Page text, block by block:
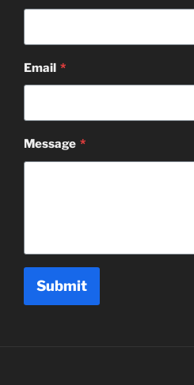
Email *
Message *
Submit